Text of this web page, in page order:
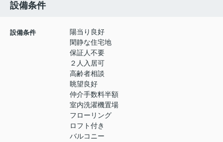
設備条件
設備条件
陽当り良好
閑静な住宅地
保証人不要
２人入居可
高齢者相談
眺望良好
仲介手数料半額
室内洗濯機置場
フローリング
ロフト付き
バルコニー